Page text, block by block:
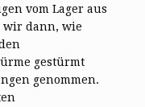
vom Lager aus
wir dann, wie
gestürmt
genommen.